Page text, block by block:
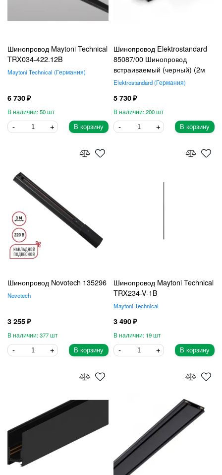
Шинопровод Maytoni Technical
TRX034-422.12B
Maytoni Technical Германия
6 730
50
В корзину
Шинопровод Elektrostandard
85087/00 Шинопровод
встраиваемый (черный) (2м
Elektrostandard Германия
5 730
200
В корзину
Шинопровод Novotech 135296
Novotech
3 255
377
В корзину
Шинопровод Maytoni Technical
TRX234-V-1B
Maytoni Technical
3 490
19
В корзину